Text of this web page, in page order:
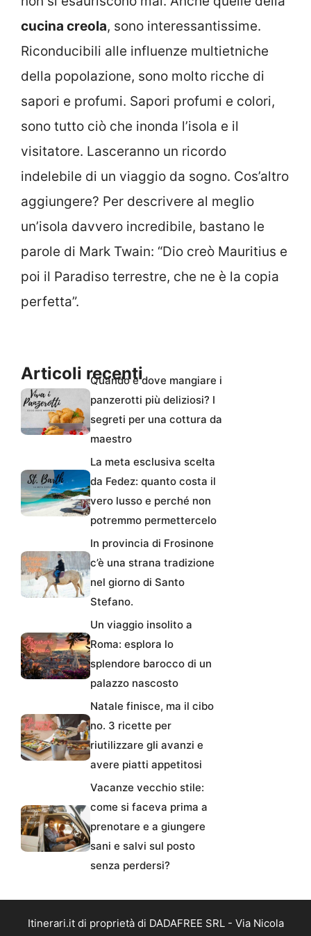
cucina creola, sono interessantissime.
Riconducibili alle influenze multietniche
della popolazione, sono molto ricche di
sapori e profumi. Sapori profumi e colori,
sono tutto ciò che inonda l’isola e il
visitatore. Lasceranno un ricordo
indelebile di un viaggio da sogno. Cos’altro
aggiungere? Per descrivere al meglio
un’isola davvero incredibile, bastano le
parole di Mark Twain: “Dio creò Mauritius e
poi il Paradiso terrestre, che ne è la copia
perfetta”.
Articoli recentiQuando e dove mangiare i
panzerotti più deliziosi? I
segreti per una cottura da
maestro
La meta esclusiva scelta
da Fedez: quanto costa il
vero lusso e perché non
potremmo permettercelo
In provincia di Frosinone
c’è una strana tradizione
nel giorno di Santo
Stefano.
Un viaggio insolito a
Roma: esplora lo
splendore barocco di un
palazzo nascosto
Natale finisce, ma il cibo
no. 3 ricette per
riutilizzare gli avanzi e
avere piatti appetitosi
Vacanze vecchio stile:
come si faceva prima a
prenotare e a giungere
sani e salvi sul posto
senza perdersi?
Itinerari.it di proprietà di DADAFREE SRL - Via Nicola